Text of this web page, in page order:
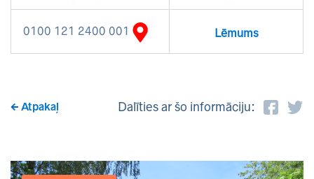
0100 121 2400 001 Lēmums
Atpakaļ Dalīties ar šo informāciju: